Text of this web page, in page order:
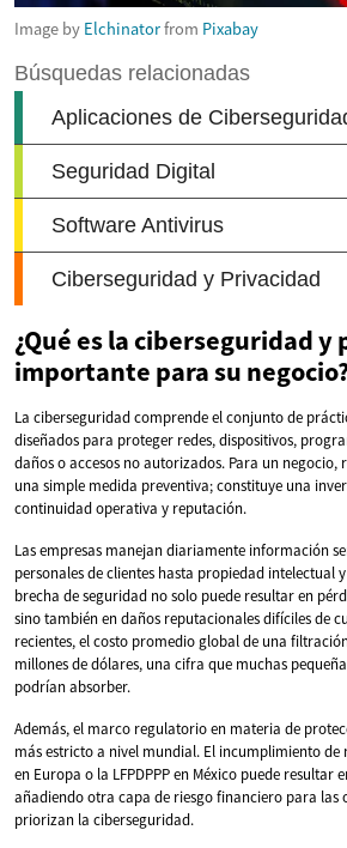
Image by Elchinatorfrom Pixabay
¿Qué es la ciberseguridad y
importante para su
La ciberseguridad comprende el conjunto de
diseñados para proteger redes, dispositivos,
daños o accesos no autorizados. Para un negocio,
una simple medida preventiva; constituye una
continuidad operativa y reputación.
Las empresas manejan diariamente información
personales de clientes hasta propiedad intelectual
brecha de seguridad no solo puede resultar en
sino también en daños reputacionales difíciles de
recientes, el costo promedio global de una
millones de dólares, una cifra que muchas
podrían absorber.
Además, el marco regulatorio en materia de
más estricto a nivel mundial. El incumplimiento de
en Europa o la LFPDPPP en México puede resultar
añadiendo otra capa de riesgo financiero para las
priorizan la ciberseguridad.